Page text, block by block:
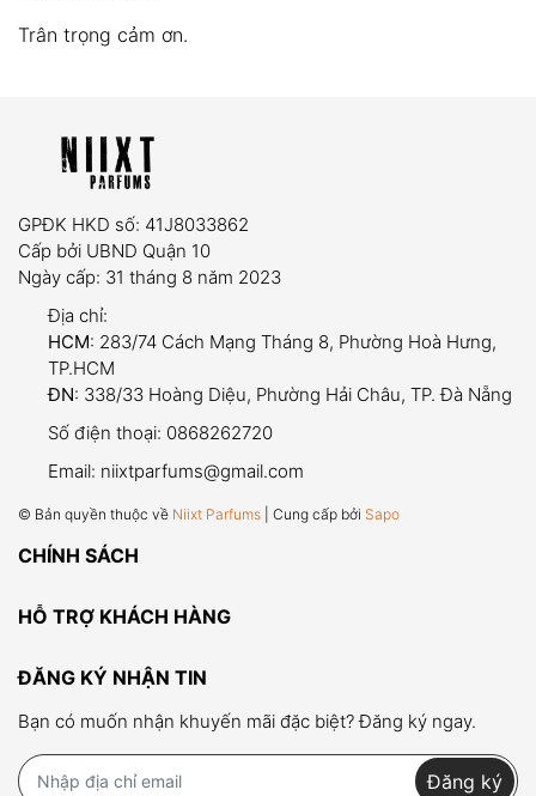
Trân trọng cảm ơn.
GPĐK HKD số: 41J8033862
Cấp bởi UBND Quận 10
Ngày cấp: 31 tháng 8 năm 2023
Địa chỉ:
HCM: 283/74 Cách Mạng Tháng 8, Phường Hoà Hưng,
TP.HCM
ĐN: 338/33 Hoàng Diệu, Phường Hải Châu, TP. Đà Nẵng
Số điện thoại: 0868262720
Email: niixtparfums@gmail.com
© Bản quyền thuộc về Niixt Parfums | Cung cấp bởi Sapo
CHÍNH SÁCH
HỖ TRỢ KHÁCH HÀNG
ĐĂNG KÝ NHẬN TIN
Bạn có muốn nhận khuyến mãi đặc biệt? Đăng ký ngay.
Đăng ký